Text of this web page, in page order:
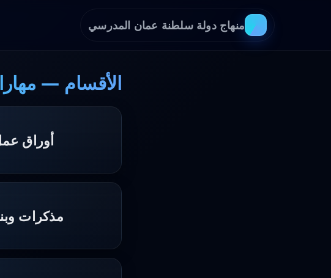
منهاج دولة سلطنة عمان المدرسي
الأقسام —
أوراق
مذكرات